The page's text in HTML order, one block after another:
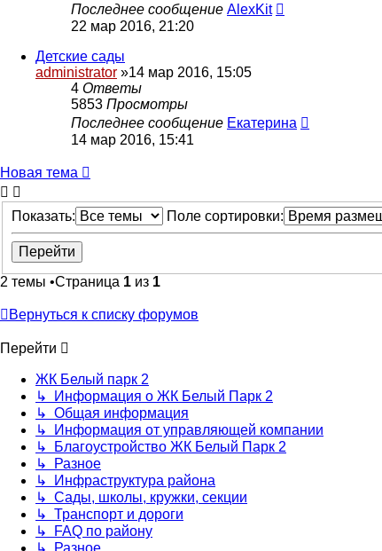
Последнее сообщение AlexKit
22 мар 2016, 21:20
Детские сады
administrator »14 мар 2016, 15:05
4 Ответы
5853 Просмотры
Последнее сообщение Екатерина
14 мар 2016, 15:41
Новая тема
Показать: Поле сортировки:
2 темы •Страница 1 из 1
Вернуться к списку форумов
Перейти
ЖК Белый парк 2
↳ Информация о ЖК Белый Парк 2
↳ Общая информация
↳ Информация от управляющей компании
↳ Благоустройство ЖК Белый Парк 2
↳ Разное
↳ Инфраструктура района
↳ Сады, школы, кружки, секции
↳ Транспорт и дороги
↳ FAQ по району